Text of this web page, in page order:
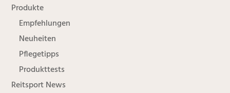
Produkte
Empfehlungen
Neuheiten
Pflegetipps
Produkttests
Reitsport News